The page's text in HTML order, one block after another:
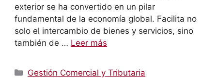
exterior se ha convertido en un pilar
fundamental de la economía global. Facilita no
solo el intercambio de bienes y servicios, sino
también de … Leer más
Categorías
Gestión Comercial y Tributaria